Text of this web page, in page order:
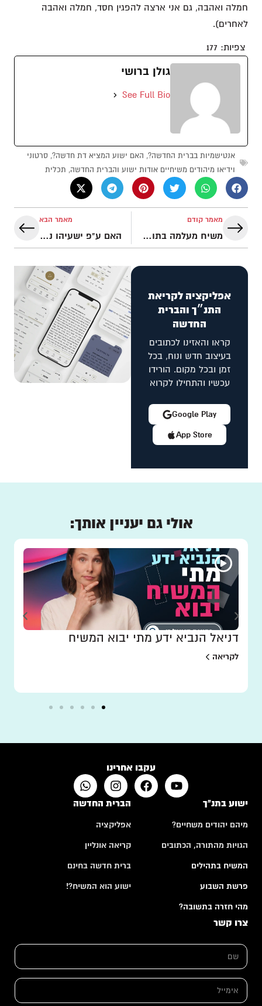
חמלה ואהבה, גם אני ארצה להפגין חסד, חמלה ואהבה
לאחרים).
צפיות: 177
גולן ברושי
See Full Bio
אנטישמיות בברית החדשה?, האם ישוע המציא דת חדשה?, סרטוני
וידיאו מיהודים משיחיים אודות ישוע והברית החדשה, תכלית
מאמר קודם
משיח מעלמה בתולה; נבואה תנ"כית (ישעיהו ז' יד)
מאמר הבא
האם ע"פ ישעיהו נ"ג על המשיח היה לחלות בצרעת?
אפליקציה לקריאת
התנ״ך והברית
החדשה
קראו והאזינו לכתובים
בעיצוב חדש ונוח, בכל
זמן ובכל מקום. הורידו
עכשיו והתחילו לקרוא
App Store
Google Play
אולי גם יעניין אותך:
דניאל הנביא ידע מתי יבוא המשיח
לקריאה
עקבו אחרינו
ישוע בתנ"ך
מיהם יהודים משחיים?
הגויות מהתורה, הכתובים
המשיח בתהילים
פרשת השבוע
מהי חזרה בתשובה?
הברית החדשה
אפליקציה
קריאה אונליין
ברית חדשה בחינם
ישוע הוא המשיח?!
צרו קשר
ש
*
א
מ